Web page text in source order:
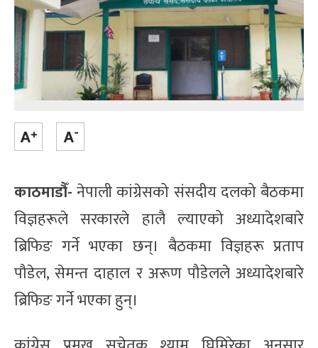
काठमाडौँ-नेपाली कांग्रेसको संसदीय दलको बैठकमा
विज्ञहरूले सरकारले हालै ल्याएको अध्यादेशबारे
ब्रिफिङ गर्ने भएका छन्। बैठकमा विज्ञहरू प्रताप
पौडेल, सेमन्त दाहाल र अरूण पौडेलले अध्यादेशबारे
ब्रिफिङ गर्ने भएका हुन्।